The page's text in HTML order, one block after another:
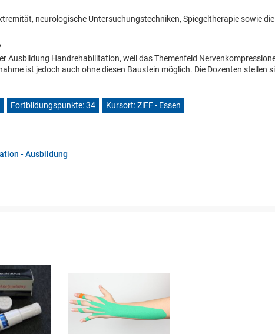
neurologische Untersuchungstechniken, Spiegeltherapie sowie die
Ausbildung Handrehabilitation, weil das Themenfeld
ist jedoch auch ohne diesen Baustein möglich. Die Dozenten stellen
Fortbildungspunkte: 34
Kursort: ZiFF - Essen
- Ausbildung